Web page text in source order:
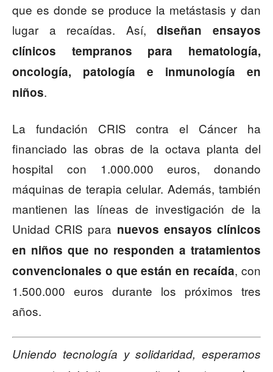
que es donde se produce la metástasis y dan
lugar a recaídas. Así,diseñan ensayos
clínicos tempranos para hematología,
oncología, patología e inmunología en
niños.
La fundación CRIS contra el Cáncer ha
financiado las obras de la octava planta del
hospital con 1.000.000 euros, donando
máquinas de terapia celular. Además, también
mantienen las líneas de investigación de la
Unidad CRIS para nuevos ensayos clínicos
en niños que no responden a tratamientos
convencionales o que están en recaída, con
1.500.000 euros durante los próximos tres
años.
Uniendo tecnología y solidaridad, esperamos